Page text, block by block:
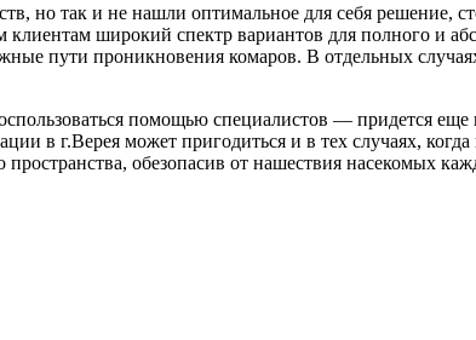
но так и не нашли оптимальное для себя
широкий спектр вариантов для полного и
пути проникновения комаров. В отдельных
помощью специалистов — придется
в г.Верея может пригодиться и в тех случаях,
пространства, обезопасив от нашествия насекомых